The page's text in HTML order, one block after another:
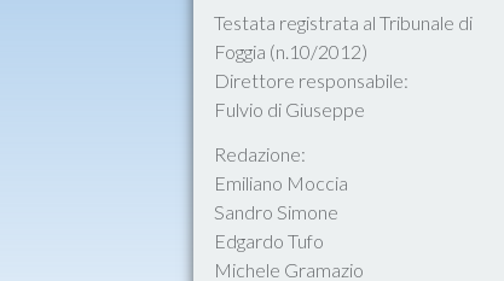
Testata registrata al Tribunale di
Foggia (n.10/2012)
Direttore responsabile:
Fulvio di Giuseppe
Redazione:
Emiliano Moccia
Sandro Simone
Edgardo Tufo
Michele Gramazio